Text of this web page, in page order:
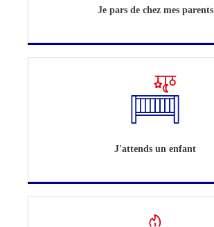
Je pars de chez mes parents
J'attends un enfant